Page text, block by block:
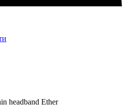
headband Ether